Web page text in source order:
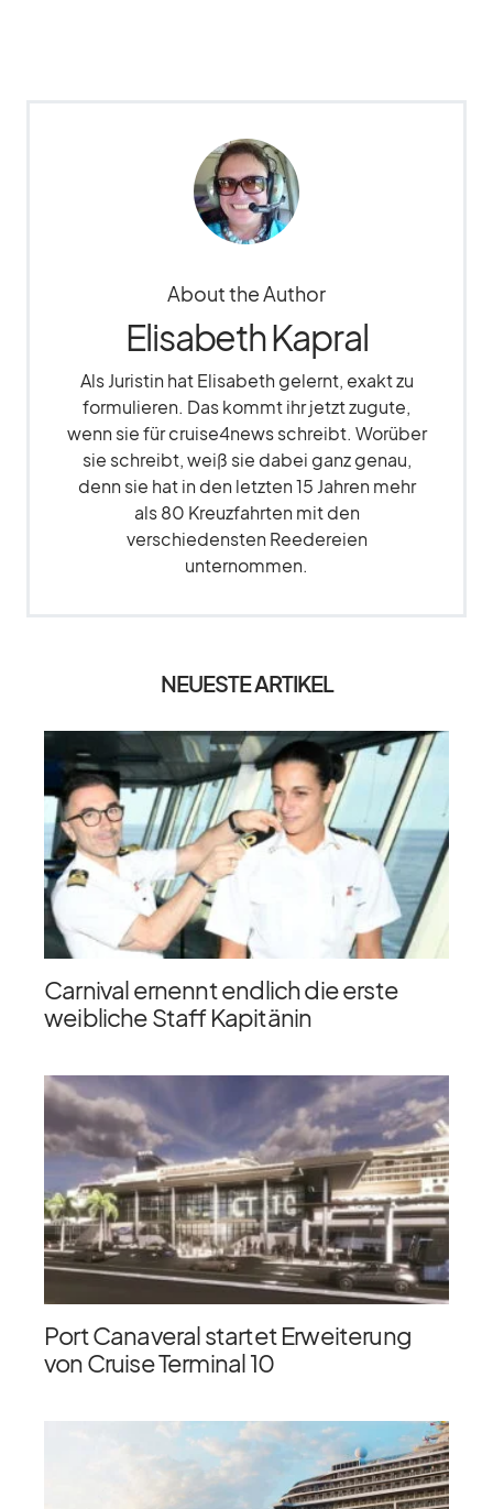
About the Author
Elisabeth Kapral
Als Juristin hat Elisabeth gelernt, exakt zu
formulieren. Das kommt ihr jetzt zugute,
wenn sie für cruise4news schreibt. Worüber
sie schreibt, weiß sie dabei ganz genau,
denn sie hat in den letzten 15 Jahren mehr
als 80 Kreuzfahrten mit den
verschiedensten Reedereien
unternommen.
NEUESTE ARTIKEL
Carnival ernennt endlich die erste
weibliche Staff Kapitänin
Port Canaveral startet Erweiterung
von Cruise Terminal 10